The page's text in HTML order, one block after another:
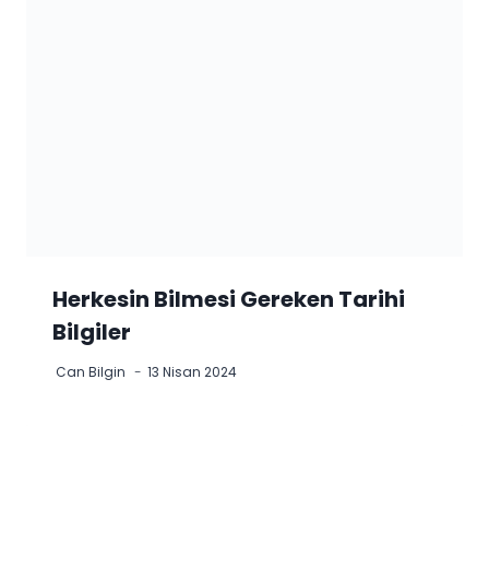
Herkesin Bilmesi Gereken Tarihi
Bilgiler
Can Bilgin 13 Nisan 2024